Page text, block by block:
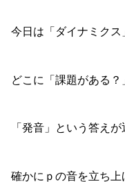
今日は「ダイナミクス
どこに「課題がある？
「発音」という答えが
確かにｐの音を立ち